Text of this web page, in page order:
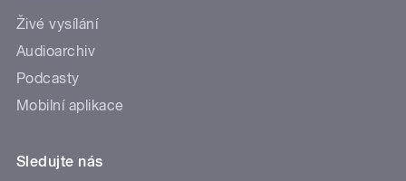
Živé vysílání
Audioarchiv
Podcasty
Mobilní aplikace
Sledujte nás